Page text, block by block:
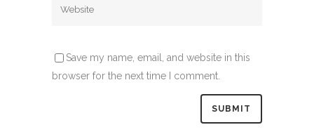
Save my name, email, and website in this
browser for the next time I comment.